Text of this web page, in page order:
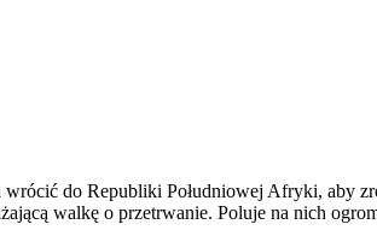
do Republiki Południowej Afryki, aby
walkę o przetrwanie. Poluje na nich